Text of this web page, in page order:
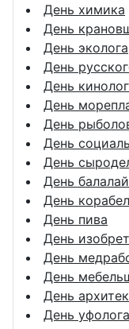
День химика
День
День эколога
День
День
День
День
День
День
День
День
День пива
День
День
День
День
День уфолога